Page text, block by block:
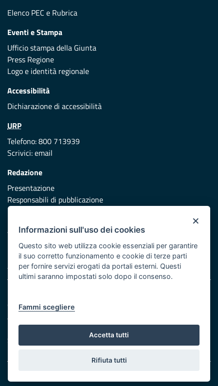
Elenco PEC e Rubrica
Eventi e Stampa
Ufficio stampa della Giunta
Press Regione
Logo e identità regionale
Accessibilità
Dichiarazione di accessibilità
URP
Telefono: 800 713939
Scrivici:email
Redazione
Presentazione
Responsabili di pubblicazione
Vai al sito di Protezione Civile Puglia
Iniziativa finanziata con risorse del POR Puglia 2014/2020 -
Asse XI
Cookie e privacy
Atti di notifica
Feed RSS
Servizi Intranet
×
Informazioni sull'uso dei cookies
Questo sito web utilizza cookie essenziali per garantire
il suo corretto funzionamento e cookie di terze parti
per fornire servizi erogati da portali esterni. Questi
ultimi saranno impostati solo dopo il consenso.
Fammi scegliere
Accetta tutti
Rifiuta tutti